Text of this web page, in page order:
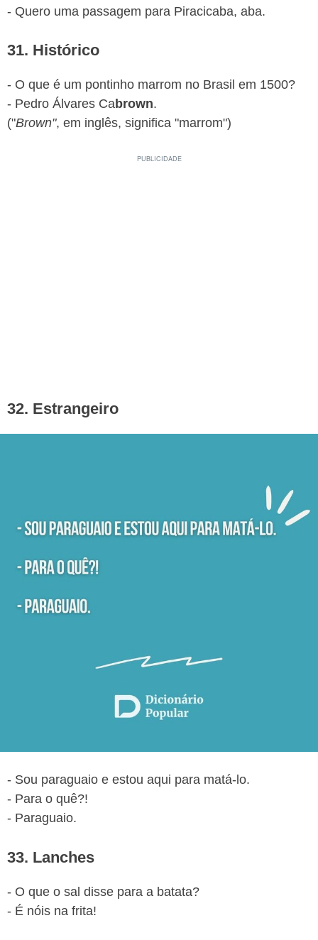
- Quero uma passagem para Piracicaba, aba.
31. Histórico
- O que é um pontinho marrom no Brasil em 1500?
- Pedro Álvares Cabrown.
("Brown", em inglês, significa "marrom")
32. Estrangeiro
- Sou paraguaio e estou aqui para matá-lo.
- Para o quê?!
- Paraguaio.
33. Lanches
- O que o sal disse para a batata?
- É nóis na frita!